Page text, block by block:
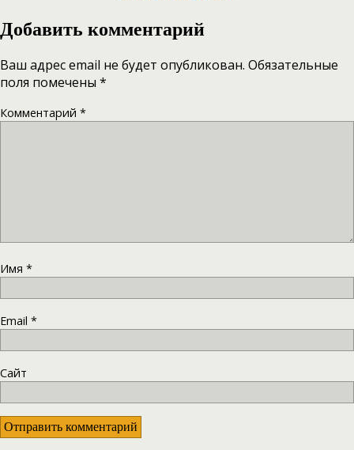
Добавить комментарий
Ваш адрес email не будет опубликован. Обязательные
поля помечены *
Комментарий *
Имя *
Email *
Сайт